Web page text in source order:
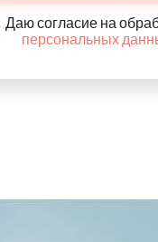
Даю согласие на
персональных